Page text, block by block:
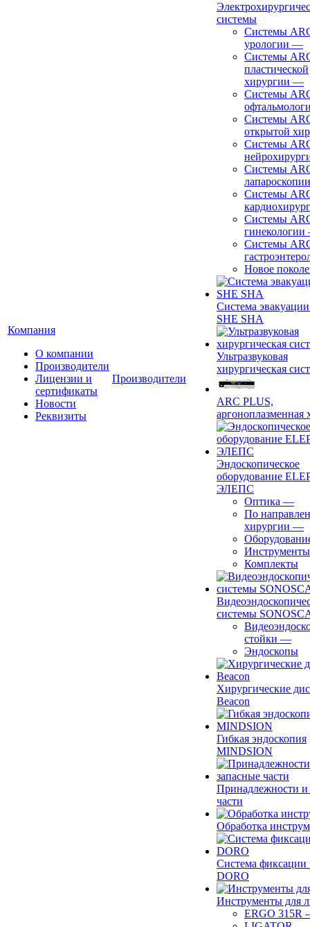
Компания
О компании
Производители
Лицензии и
сертификаты
Новости
Реквизиты
Производители
системы
Системы
урологии —
Системы
пластической
хирургии —
Системы
Системы
открытой
Системы
Системы
лапароскопии
Системы
Системы
гинекологии
Системы
Новое
Система
SHE SHA
Ультразвуковая
хирургическая
ARC PLUS,
аргоноплазменная
Эндоскопическое
оборудование
ЭЛЕПС
Оптика —
По
хирургии —
Инструменты
Комплекты
системы
стойки —
Эндоскопы
Хирургические
Beacon
Гибкая эндоскопия
MINDSION
Принадлежности и
части
Обработка
Система фиксации
DORO
Инструменты для
ERGO 315R